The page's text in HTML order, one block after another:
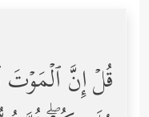
قُلۡ إِنَّ ٱلۡمَوۡتَ